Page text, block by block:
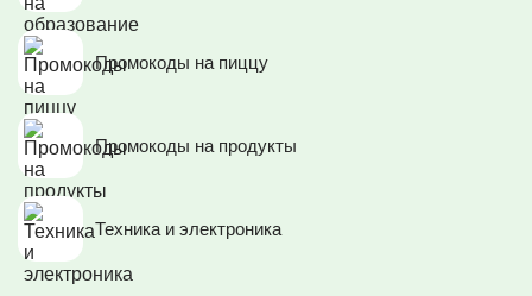
Промокоды на пиццу
Промокоды на продукты
Техника и электроника